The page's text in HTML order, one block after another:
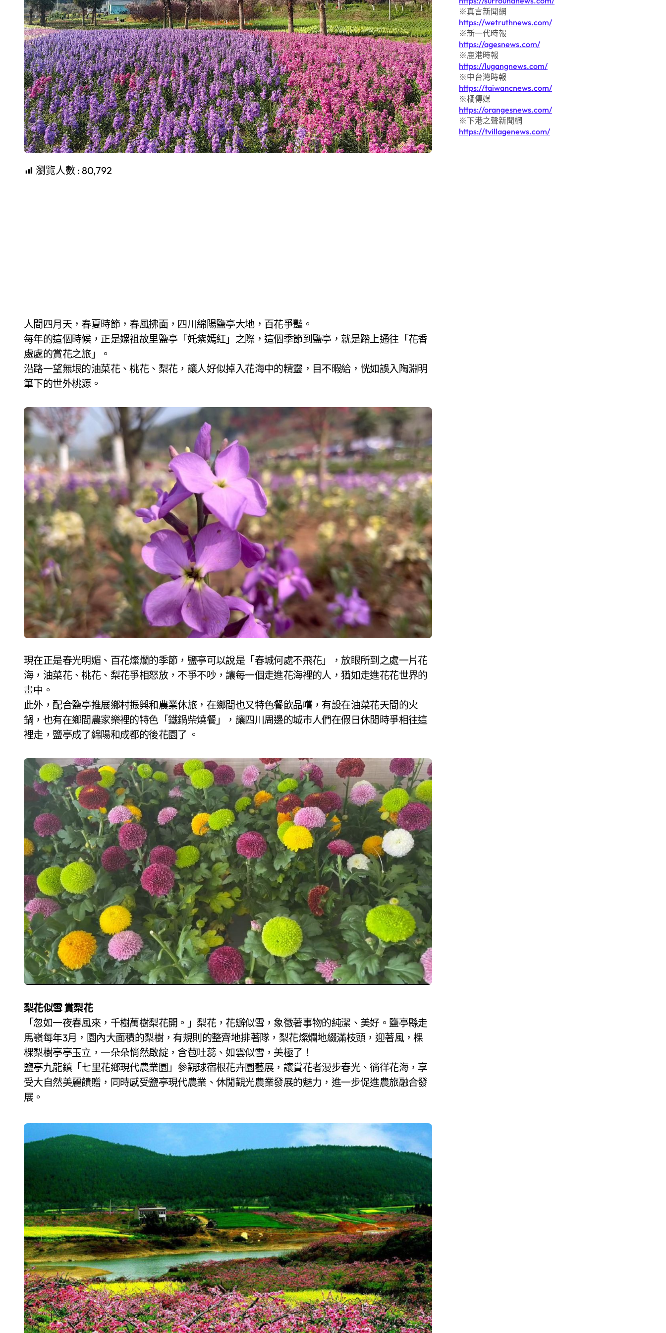
瀏覽人數 : 80,792
人間四月天，春夏時節，春風拂面，四川綿陽鹽亭大地，百花爭豔。
每年的這個時候，正是嫘祖故里鹽亭「奼紫嫣紅」之際，這個季節到鹽亭，就是踏上通往「花香
處處的賞花之旅」。
沿路一望無垠的油菜花、桃花、梨花，讓人好似掉入花海中的精靈，目不暇給，恍如誤入陶淵明
筆下的世外桃源。
現在正是春光明媚、百花燦爛的季節，鹽亭可以說是「春城何處不飛花」，放眼所到之處一片花
海，油菜花、桃花、梨花爭相怒放，不爭不吵，讓每一個走進花海裡的人，猶如走進花花世界的
畫中。
此外，配合鹽亭推展鄉村振興和農業休旅，在鄉間也又特色餐飲品嚐，有設在油菜花天間的火
鍋，也有在鄉間農家樂裡的特色「鐵鍋柴燒餐」，讓四川周邊的城市人們在假日休閒時爭相往這
裡走，鹽亭成了綿陽和成都的後花園了 。
梨花似雪 賞梨花
「忽如一夜春風來，千樹萬樹梨花開。」梨花，花瓣似雪，象徵著事物的純潔、美好。鹽亭縣走
馬嶺每年3月，園內大面積的梨樹，有規則的整齊地排著隊，梨花燦爛地綴滿枝頭，迎著風，棵
棵梨樹亭亭玉立，一朵朵悄然啟綻，含苞吐蕊、如雲似雪，美極了！
鹽亭九龍鎮「七里花鄉現代農業園」參觀球宿根花卉園藝展，讓賞花者漫步春光、徜徉花海，享
受大自然美麗饋贈，同時感受鹽亭現代農業、休閒觀光農業發展的魅力，進一步促進農旅融合發
展。
※真言新聞網
https://wetruthnews.com/
※新一代時報
https://agesnews.com/
※鹿港時報
https://lugangnews.com/
※中台灣時報
https://taiwancnews.com/
※橘傳媒
https://orangesnews.com/
※下港之聲新聞網
https://tvillagenews.com/